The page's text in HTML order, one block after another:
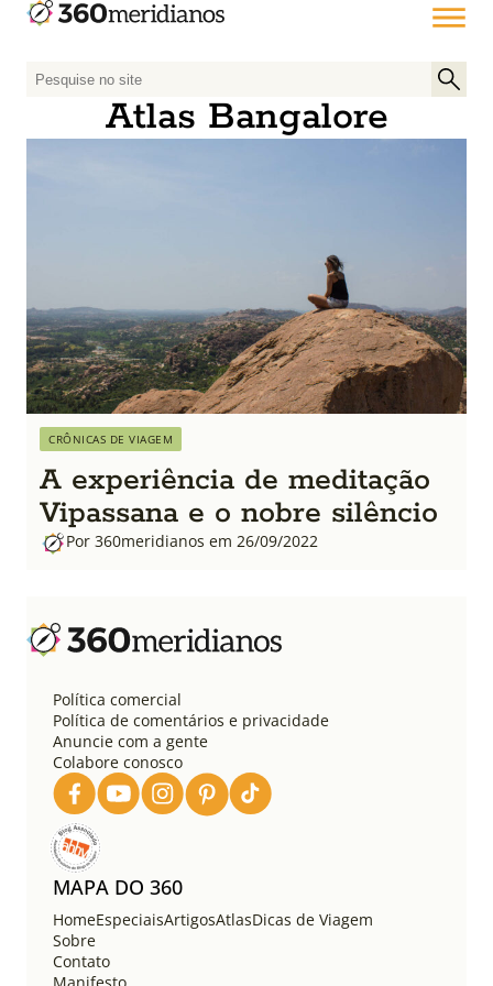
P
p
o
r
:
Atlas Bangalore
CRÔNICAS DE VIAGEM
A experiência de meditação
Vipassana e o nobre silêncio
Por 360meridianos em 26/09/2022
Política comercial
Política de comentários e privacidade
Anuncie com a gente
Colabore conosco
MAPA DO 360
HomeEspeciaisArtigosAtlasDicas de Viagem
Sobre
Contato